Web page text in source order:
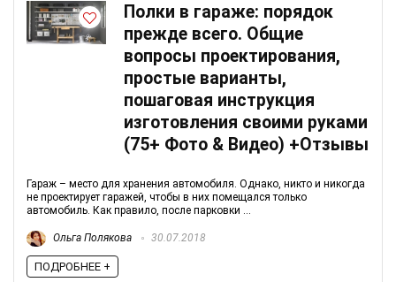
Полки в гараже: порядок
прежде всего. Общие
вопросы проектирования,
простые варианты,
пошаговая инструкция
изготовления своими руками
(75+ Фото & Видео) +Отзывы
Гараж – место для хранения автомобиля. Однако, никто и никогда
не проектирует гаражей, чтобы в них помещался только
автомобиль. Как правило, после парковки ...
Ольга Полякова 30.07.2018
ПОДРОБНЕЕ +